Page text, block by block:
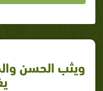
ويثب الحسن